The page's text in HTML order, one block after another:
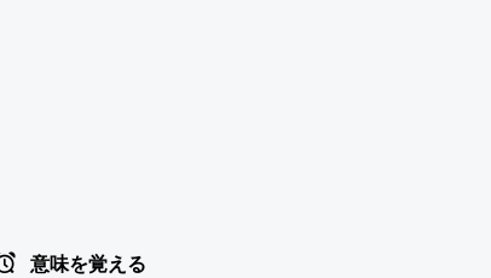
意味を覚える